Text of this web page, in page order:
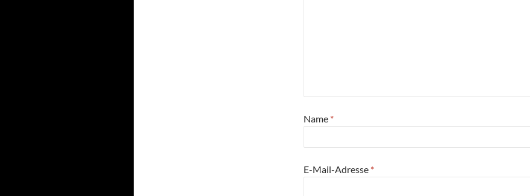
Name *
E-Mail-Adresse *